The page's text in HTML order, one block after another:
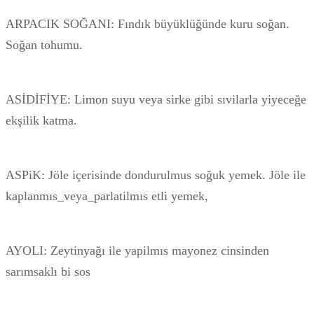
ARPACIK SOĞANI: Fındık büyüklüğünde kuru soğan.
Soğan tohumu.
ASİDİFİYE: Limon suyu veya sirke gibi sıvilarla yiyeceğe
ekşilik katma.
ASPiK: Jöle içerisinde dondurulmus soğuk yemek. Jöle ile
kaplanmıs_veya_parlatilmıs etli yemek,
AYOLI: Zeytinyağı ile yapilmıs mayonez cinsinden
sarımsaklı bi sos